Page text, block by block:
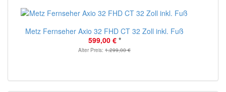
Metz Fernseher Axio 32 FHD CT 32 Zoll inkl. Fuß
599,00 € *
Alter Preis: 1.299,00 €